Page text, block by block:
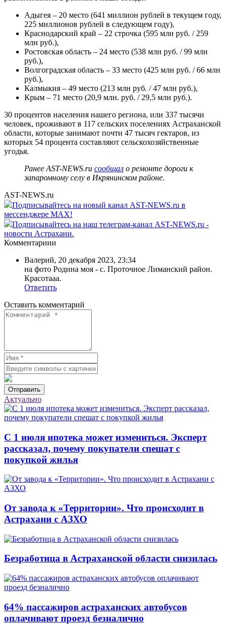
Адыгея – 20 место (641 миллион рублей в текущем году,
225 миллионов рублей в следующем году),
Краснодарский край – 22 строчка (595 млн руб. / 259
млн руб.),
Ростовская область – 24 место (538 млн руб. / 99 млн
руб.),
Волгоградская область – 33 место (425 млн руб. / 66 млн
руб.),
Калмыкия – 49 место (213 млн руб. / 47 млн руб.),
Крым – 71 место (20,9 млн. руб. / 29,5 млн руб.).
30 процентов населения нашего региона, или 337 тысячи
человек, проживают в 117 сельских поселениях Астраханской
области, которые занимают почти 47 тысяч гектаров, из
которых 54 процента составляют сельскохозяйственные
угодья.
Ранее AST-NEWS.ru сообщал о ремонте дороги к
запаромному селу в Икрянинском районе.
AST-NEWS.ru
Подписывайтесь на новый канал AST-NEWS.ru в
мессенджере MAX!
Подписывайтесь на наш телеграм-канал AST-NEWS.ru -
новости Астрахани.
Комментариии
Валерий, 20 декабря 2023, 23:34
на фото Родина моя - с. Проточное Лиманский район.
Красотааа.
Ответить
Оставить комментарий
Отправить
Актуально
С 1 июля ипотека может измениться. Эксперт
рассказал, почему покупатели спешат с
покупкой жилья
От завода к «Территории». Что происходит в
Астрахани с АЗХО
Безработица в Астраханской области снизилась
64% пассажиров астраханских автобусов
оплачивают проезд безналично